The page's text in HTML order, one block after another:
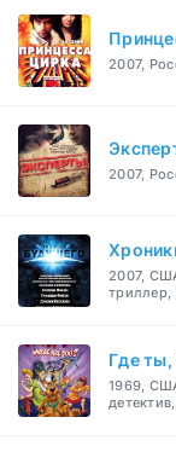
2007,
2007,
2007,
триллер,
Где
1969,